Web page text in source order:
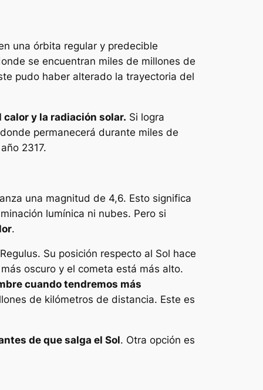
una órbita regular y predecible
se encuentran miles de millones de
pudo haber alterado la trayectoria del
y la radiación solar. Si logra
permanecerá durante miles de
2317.
una magnitud de 4,6. Esto significa
lumínica ni nubes. Pero si
.
Su posición respecto al Sol hace
oscuro y el cometa está más alto.
cuando tendremos más
de kilómetros de distancia. Este es
de que salga el Sol. Otra opción es